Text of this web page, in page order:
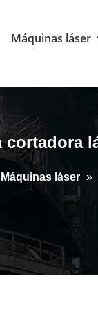
Máquinas láser
cortadora
Máquinas láser »